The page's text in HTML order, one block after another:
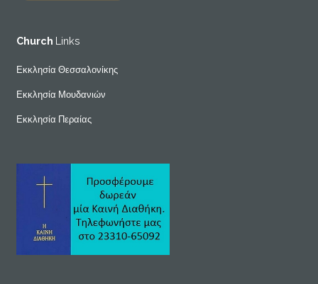
Church Links
Εκκλησία Θεσσαλονίκης
Εκκλησία Μουδανιών
Εκκλησία Περαίας